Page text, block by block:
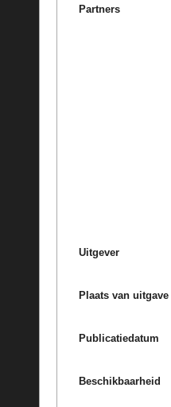
Partners
Uitgever
Plaats van uitgave
Publicatiedatum
Beschikbaarheid